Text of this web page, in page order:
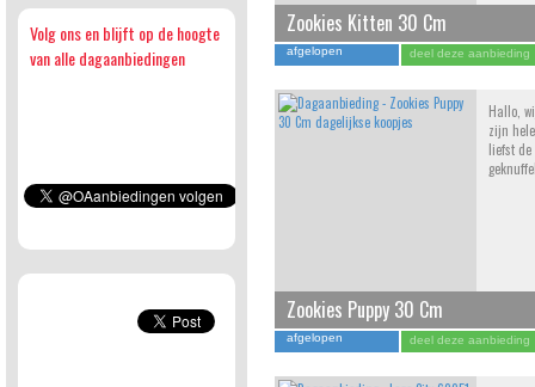
Volg ons en blijft op de hoogte
van alle dagaanbiedingen
Zookies Kitten 30 Cm
afgelopen deel deze aanbieding
Hallo,
zijn
liefst de
Zookies Puppy 30 Cm
afgelopen deel deze aanbieding